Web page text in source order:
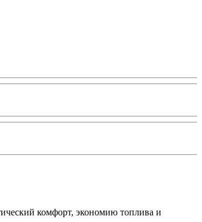
комфорт, экономию топлива и